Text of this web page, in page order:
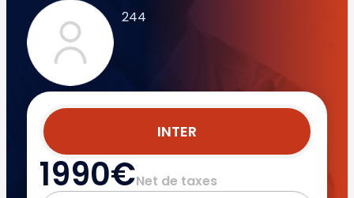
244
INTER
1990€Net de taxes